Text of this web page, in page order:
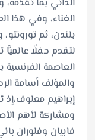
الذاتي بما تقدّمه،
الغناء، وفي هذا
بلندن، ثم
لتقدم حفلًا عالميًّا
العاصمة الفرنسية
والمؤلف أسامة
إبراهيم معلوف،إذ
ومشاركة لأهم
فابيان وفلوران